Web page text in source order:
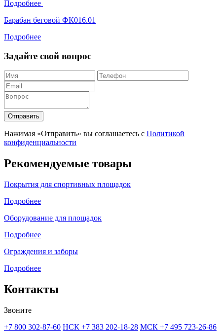
Подробнее
Барабан беговой ФК016.01
Подробнее
Задайте свой вопрос
Отправить
Нажимая «Отправить» вы соглашаетесь с Политикой
конфиденциальности
Рекомендуемые товары
Покрытия для спортивных площадок
Подробнее
Оборудование для площадок
Подробнее
Ограждения и заборы
Подробнее
Контакты
Звоните
+7 800 302-87-60 НСК +7 383 202-18-28 МСК +7 495 723-26-86